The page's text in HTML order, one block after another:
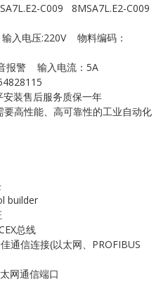
C009 8MSA7L.E2-C009
入电压:220V 物料编码：
报警 输入电流：5A
装售后服务质保一年
高性能、高可靠性的工业自动化
builder
总线
通信连接(以太网、PROFIBUS
网通信端口